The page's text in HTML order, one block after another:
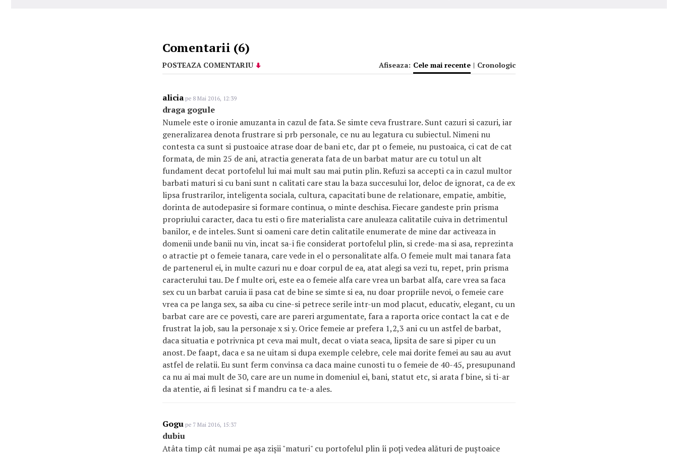
Comentarii (6)
POSTEAZA COMENTARIU Afiseaza: Cele mai recente | Cronologic
alicia pe 8 Mai 2016, 12:39
draga gogule
Numele este o ironie amuzanta in cazul de fata. Se simte ceva frustrare. Sunt cazuri si cazuri, iar
generalizarea denota frustrare si prb personale, ce nu au legatura cu subiectul. Nimeni nu
contesta ca sunt si pustoaice atrase doar de bani etc, dar pt o femeie, nu pustoaica, ci cat de cat
formata, de min 25 de ani, atractia generata fata de un barbat matur are cu totul un alt
fundament decat portofelul lui mai mult sau mai putin plin. Refuzi sa accepti ca in cazul multor
barbati maturi si cu bani sunt n calitati care stau la baza succesului lor, deloc de ignorat, ca de ex
lipsa frustrarilor, inteligenta sociala, cultura, capacitati bune de relationare, empatie, ambitie,
dorinta de autodepasire si formare continua, o minte deschisa. Fiecare gandeste prin prisma
propriului caracter, daca tu esti o fire materialista care anuleaza calitatile cuiva in detrimentul
banilor, e de inteles. Sunt si oameni care detin calitatile enumerate de mine dar activeaza in
domenii unde banii nu vin, incat sa-i fie considerat portofelul plin, si crede-ma si asa, reprezinta
o atractie pt o femeie tanara, care vede in el o personalitate alfa. O femeie mult mai tanara fata
de partenerul ei, in multe cazuri nu e doar corpul de ea, atat alegi sa vezi tu, repet, prin prisma
caracterului tau. De f multe ori, este ea o femeie alfa care vrea un barbat alfa, care vrea sa faca
sex cu un barbat caruia ii pasa cat de bine se simte si ea, nu doar propriile nevoi, o femeie care
vrea ca pe langa sex, sa aiba cu cine-si petrece serile intr-un mod placut, educativ, elegant, cu un
barbat care are ce povesti, care are pareri argumentate, fara a raporta orice contact la cat e de
frustrat la job, sau la personaje x si y. Orice femeie ar prefera 1,2,3 ani cu un astfel de barbat,
daca situatia e potrivnica pt ceva mai mult, decat o viata seaca, lipsita de sare si piper cu un
anost. De faapt, daca e sa ne uitam si dupa exemple celebre, cele mai dorite femei au sau au avut
astfel de relatii. Eu sunt ferm convinsa ca daca maine cunosti tu o femeie de 40-45, presupunand
ca nu ai mai mult de 30, care are un nume in domeniul ei, bani, statut etc, si arata f bine, si ti-ar
da atentie, ai fi lesinat si f mandru ca te-a ales.
Gogu pe 7 Mai 2016, 15:37
dubiu
Atâta timp cât numai pe așa zișii "maturi" cu portofelul plin îi poți vedea alături de puștoaice